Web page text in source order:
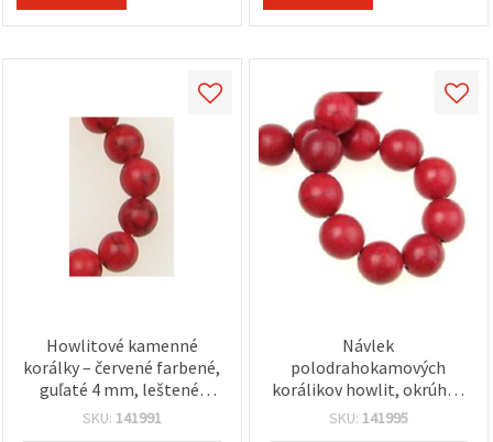
Howlitové kamenné
korálky – červené farbené,
guľaté 4 mm, leštené,
návlek cca 100 ks; na
SKU: 141991
Návlek
polodrahokamových
korálikov howlit, okrúhle,
červené, 12 mm, ~33 ks
SKU: 141995